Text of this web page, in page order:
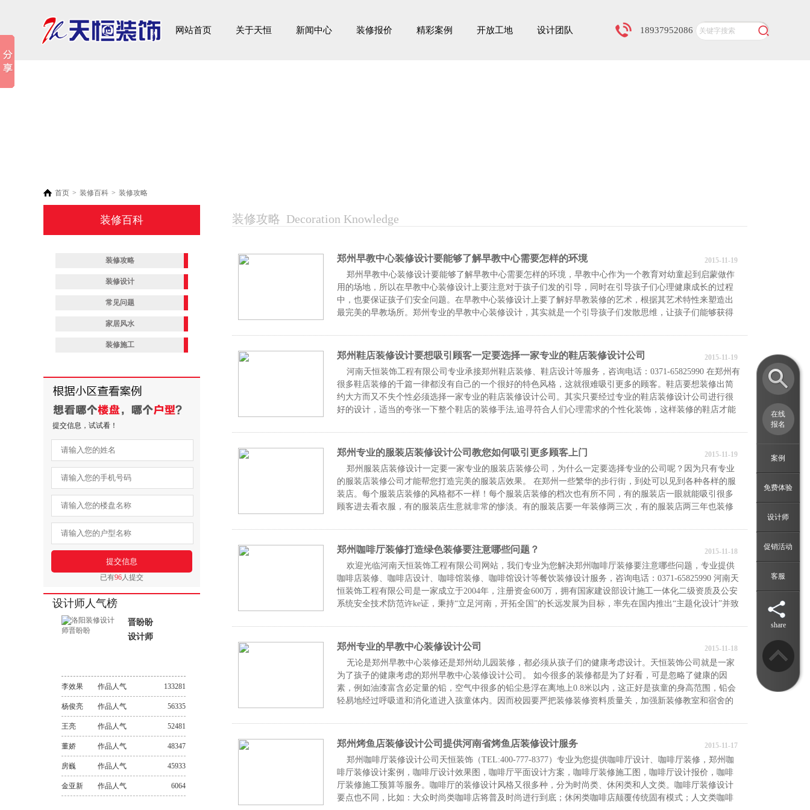
网站首页 关于天恒 新闻中心 装修报价 精彩案例 开放工地 设计团队 18937952086
首页 > 装修百科 > 装修攻略
装修百科
装修攻略
装修设计
常见问题
家居风水
装修施工
提交信息，试试看！
已有96人提交
设计师人气榜
晋盼盼
设计师
133281
李效果 作品人气
56335
杨俊亮 作品人气
52481
王亮 作品人气
48347
董娇 作品人气
45933
房巍 作品人气
6064
金亚新 作品人气
装修攻略 Decoration Knowledge
郑州早教中心装修设计要能够了解早教中心需要怎样的环境 2015-11-19
郑州早教中心装修设计要能够了解早教中心需要怎样的环境，早教中心作为一个教育对幼童起到启蒙做作
用的场地，所以在早教中心装修设计上要注意对于孩子们发的引导，同时在引导孩子们心理健康成长的过程
中，也要保证孩子们安全问题。在早教中心装修设计上要了解好早教装修的艺术，根据其艺术特性来塑造出
最完美的早教场所。郑州专业的早教中心装修设计，其实就是一个引导孩子们发散思维，让孩子们能够获得
郑州鞋店装修设计要想吸引顾客一定要选择一家专业的鞋店装修设计公司 2015-11-19
河南天恒装饰工程有限公司专业承接郑州鞋店装修、鞋店设计等服务，咨询电话：0371-65825990 在郑州有
很多鞋店装修的千篇一律都没有自己的一个很好的特色风格，这就很难吸引更多的顾客。鞋店要想装修出简
约大方而又不失个性必须选择一家专业的鞋店装修设计公司。其实只要经过专业的鞋店装修设计公司进行很
好的设计，适当的夸张一下整个鞋店的装修手法,追寻符合人们心理需求的个性化装饰，这样装修的鞋店才能
郑州专业的服装店装修设计公司教您如何吸引更多顾客上门 2015-11-19
郑州服装店装修设计一定要一家专业的服装店装修公司，为什么一定要选择专业的公司呢？因为只有专业
的服装店装修公司才能帮您打造完美的服装店效果。 在郑州一些繁华的步行街，到处可以见到各种各样的服
装店。每个服装店装修的风格都不一样！每个服装店装修的档次也有所不同，有的服装店一眼就能吸引很多
顾客进去看衣服，有的服装店生意就非常的惨淡。有的服装店要一年装修两三次，有的服装店两三年也装修
郑州咖啡厅装修打造绿色装修要注意哪些问题？ 2015-11-18
欢迎光临河南天恒装饰工程有限公司网站，我们专业为您解决郑州咖啡厅装修要注意哪些问题，专业提供
咖啡店装修、咖啡店设计、咖啡馆装修、咖啡馆设计等餐饮装修设计服务，咨询电话：0371-65825990 河南天
恒装饰工程有限公司是一家成立于2004年，注册资金600万，拥有国家建设部设计施工一体化二级资质及公安
系统安全技术防范许ke证，秉持“立足河南，开拓全国”的长远发展为目标，率先在国内推出“主题化设计”并致
郑州专业的早教中心装修设计公司 2015-11-18
无论是郑州早教中心装修还是郑州幼儿园装修，都必须从孩子们的健康考虑设计。天恒装饰公司就是一家
为了孩子的健康考虑的郑州早教中心装修设计公司。 如今很多的装修都是为了好看，可是忽略了健康的因
素，例如油漆富含必定量的铅，空气中很多的铅尘悬浮在离地上0.8米以内，这正好是孩童的身高范围，铅会
轻易地经过呼吸道和消化道进入孩童体内。因而校园要严把装修装修资料质量关，加强新装修教室和宿舍的
郑州烤鱼店装修设计公司提供河南省烤鱼店装修设计服务 2015-11-17
郑州咖啡厅装修设计公司天恒装饰（TEL:400-777-8377）专业为您提供咖啡厅设计、咖啡厅装修，郑州咖
啡厅装修设计案例，咖啡厅设计效果图，咖啡厅平面设计方案，咖啡厅装修施工图，咖啡厅设计报价，咖啡
厅装修施工预算等服务。咖啡厅的装修设计风格又很多种，分为时尚类、休闲类和人文类。咖啡厅装修设计
要点也不同，比如：大众时尚类咖啡店将普及时尚进行到底；休闲类咖啡店颠覆传统固有模式；人文类咖啡
在线
报名
案例
免费体验
设计师
促销活动
客服
share